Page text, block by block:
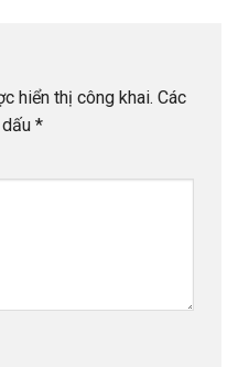
hiển thị công khai. Các
*